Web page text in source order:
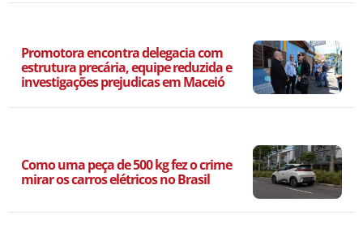
Promotora encontra delegacia com
estrutura precária, equipe reduzida e
investigações prejudicas em Maceió
Como uma peça de 500 kg fez o crime
mirar os carros elétricos no Brasil